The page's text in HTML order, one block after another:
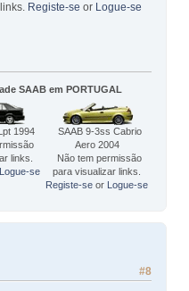
Registe-se or Logue-se
SAAB em PORTUGAL
1994
links.
Logue-se
SAAB 9-3ss Cabrio
Aero 2004
Não tem permissão
para visualizar links.
Registe-se or Logue-se
#8